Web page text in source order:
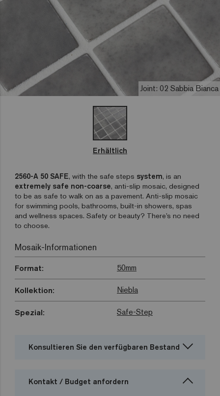
Joint: 02 Sabbia Bianca
Erhältlich
2560-A 50 SAFE, with the safe steps system, is an
extremely safe non-coarse, anti-slip mosaic, designed
to be as safe to walk on as a pavement. Anti-slip mosaic
for swimming pools, bathrooms, built-in showers, spas
and wellness spaces. Safety or beauty? There’s no need
to choose.
Mosaik-Informationen
Format: 50mm
Kollektion: Niebla
Spezial: Safe-Step
Konsultieren Sie den verfügbaren Bestand
Kontakt / Budget anfordern